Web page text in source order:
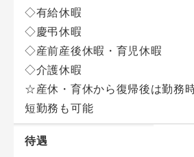
◇有給休暇
◇慶弔休暇
◇産前産後休暇・育児休暇
◇介護休暇
☆産休・育休から復帰後は勤務
短勤務も可能
待遇